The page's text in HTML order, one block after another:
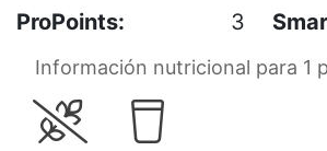
ProPoints:
3
Información nutricional para 1